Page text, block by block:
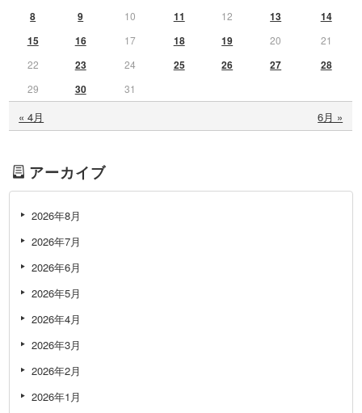
« 4月 6月 »
8
9 10 11 12 13
14
15
16 17 18 19 20
21
22
23 24 25 26 27 28
29 30 31
アーカイブ
2026年8月
2026年7月
2026年6月
2026年5月
2026年4月
2026年3月
2026年2月
2026年1月